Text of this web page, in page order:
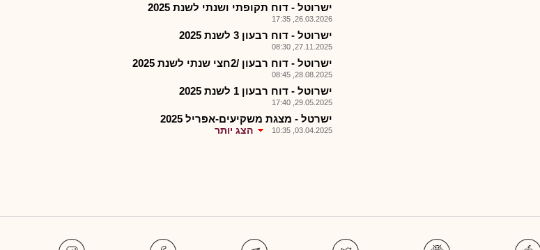
ישרוטל - דוח תקופתי ושנתי לשנת 2025
26.03.2026, 17:35
ישרוטל - דוח רבעון 3 לשנת 2025
27.11.2025, 08:30
ישרוטל - דוח רבעון /2חצי שנתי לשנת 2025
28.08.2025, 08:45
ישרוטל - דוח רבעון 1 לשנת 2025
29.05.2025, 17:40
ישרטל - מצגת משקיעים-אפריל 2025
03.04.2025, 10:35 הצג יותר